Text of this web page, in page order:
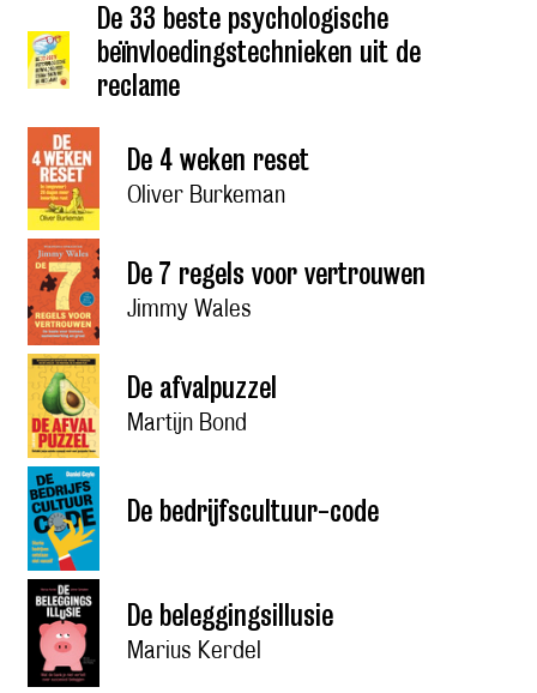
De 33 beste psychologische
beïnvloedingstechnieken uit de
reclame
De 4 weken reset
Oliver Burkeman
De 7 regels voor vertrouwen
Jimmy Wales
De afvalpuzzel
Martijn Bond
De bedrijfscultuur-code
De beleggingsillusie
Marius Kerdel